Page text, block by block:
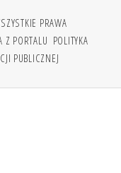
PRAWA
Z PORTALU POLITYKA
PUBLICZNEJ